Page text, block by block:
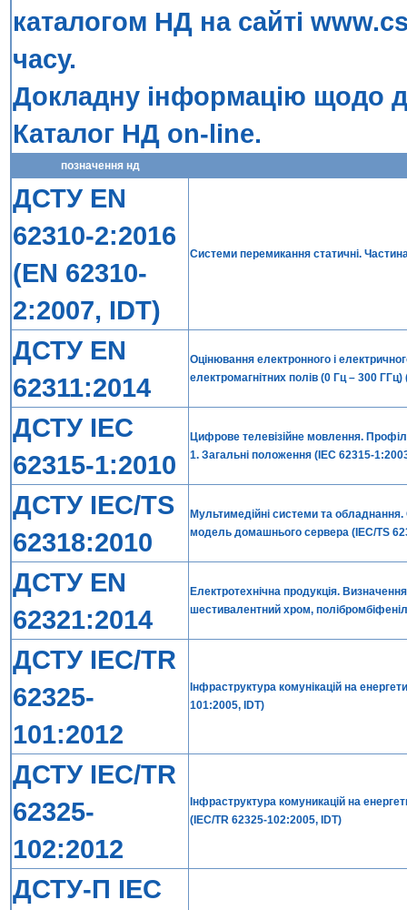
каталогом НД на сайті
часу.
Докладну інформацію щодо
Каталог НД on-line.
позначення нд
ДСТУ EN
62310-2:2016
(EN 62310-
2:2007, IDT)
Системи перемикання статичні.
ДСТУ EN
62311:2014
Оцінювання електронного і
електромагнітних полів (0 Гц – 300
ДСТУ IEC
62315-1:2010
Цифрове телевізійне мовлення.
1. Загальні положення (IEC 62315-
ДСТУ IEC/TS
62318:2010
Мультимедійні системи та
модель домашнього сервера (IEC/TS
ДСТУ EN
62321:2014
Електротехнічна продукція.
шестивалентний хром,
ДСТУ IEC/TR
62325-
101:2012
Інфраструктура комунікацій на
101:2005, IDT)
ДСТУ IEC/TR
62325-
102:2012
Інфраструктура комуникацій на
(IEC/TR 62325-102:2005, IDT)
ДСТУ-П IEC